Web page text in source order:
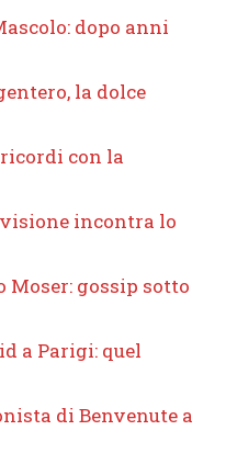
dopo anni
la dolce
con la
incontra lo
Moser: gossip sotto
a Parigi: quel
di Benvenute a